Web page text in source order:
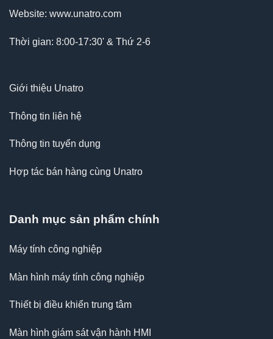
Website: www.unatro.com
Thời gian: 8:00-17:30' & Thứ 2-6
Giới thiệu Unatro
Thông tin liên hệ
Thông tin tuyển dụng
Hợp tác bán hàng cùng Unatro
Danh mục sản phẩm chính
Máy tính công nghiệp
Màn hình máy tính công nghiệp
Thiết bị điều khiển trung tâm
Màn hình giám sát vận hành HMI